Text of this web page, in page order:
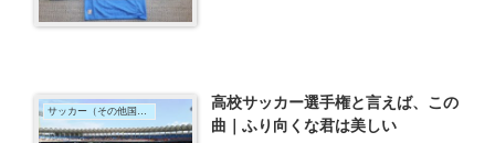
サッカー（その他国内）
高校サッカー選手権と言えば、この
曲｜ふり向くな君は美しい